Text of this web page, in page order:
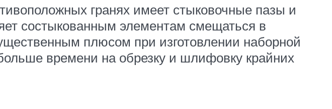
гранях имеет стыковочные пазы и
состыкованным элементам смещаться в
плюсом при изготовлении наборной
времени на обрезку и шлифовку крайних